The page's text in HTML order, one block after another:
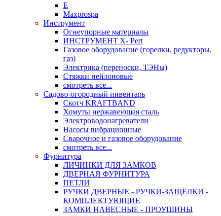
Е
Maxprospa
Инструмент
Огнеупорные материалы
ИНСТРУМЕНТ X- Pert
Газовое оборудование (горелки, редукторы,
газ)
Электрика (переноски, ТЭНы)
Стяжки нейлоновые
смотреть все...
Садово-огородный инвентарь
Скотч KRAFTBAND
Хомуты нержавеющая сталь
Электроводонагреватели
Насосы вибрационные
Сварочное и газовое оборудование
смотреть все...
Фурнитура
ЛИЧИНКИ ДЛЯ ЗАМКОВ
ДВЕРНАЯ ФУРНИТУРА
ПЕТЛИ
РУЧКИ ДВЕРНЫЕ - РУЧКИ-ЗАЩЁЛКИ -
КОМПЛЕКТУЮЩИЕ
ЗАМКИ НАВЕСНЫЕ - ПРОУШИНЫ